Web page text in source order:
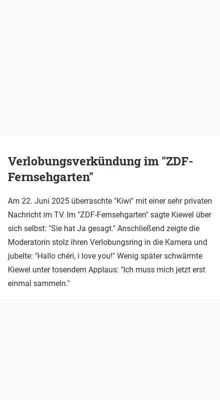
Verlobungsverkündung im "ZDF-
Fernsehgarten"
Am 22. Juni 2025 überraschte "Kiwi" mit einer sehr privaten
Nachricht im TV. Im "ZDF-Fernsehgarten" sagte Kiewel über
sich selbst: "Sie hat Ja gesagt." Anschließend zeigte die
Moderatorin stolz ihren Verlobungsring in die Kamera und
jubelte: "Hallo chéri, i love you!" Wenig später schwärmte
Kiewel unter tosendem Applaus: "Ich muss mich jetzt erst
einmal sammeln."